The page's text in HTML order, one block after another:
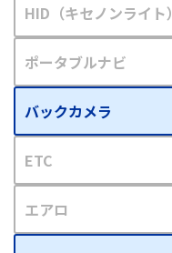
HID（キセノンライト）
ポータブルナビ
バックカメラ
ETC
エアロ